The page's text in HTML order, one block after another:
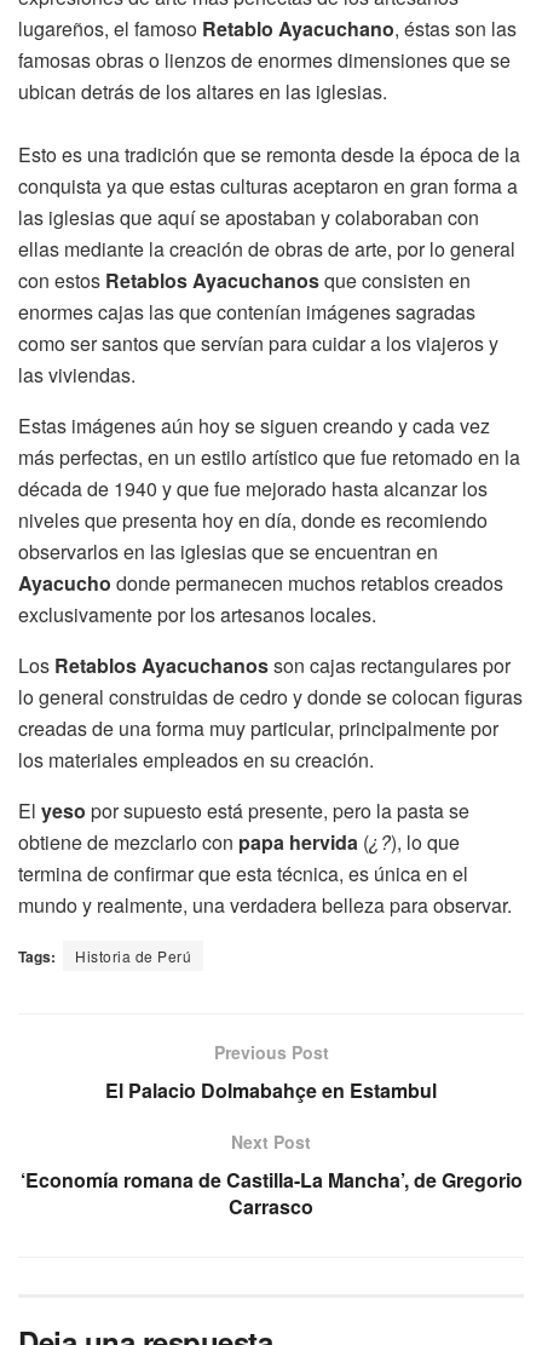
lugareños, el famoso Retablo Ayacuchano, éstas son las
famosas obras o lienzos de enormes dimensiones que se
ubican detrás de los altares en las iglesias.
Esto es una tradición que se remonta desde la época de la
conquista ya que estas culturas aceptaron en gran forma a
las iglesias que aquí se apostaban y colaboraban con
ellas mediante la creación de obras de arte, por lo general
con estos Retablos Ayacuchanosque consisten en
enormes cajas las que contenían imágenes sagradas
como ser santos que servían para cuidar a los viajeros y
las viviendas.
Estas imágenes aún hoy se siguen creando y cada vez
más perfectas, en un estilo artístico que fue retomado en la
década de 1940 y que fue mejorado hasta alcanzar los
niveles que presenta hoy en día, donde es recomiendo
observarlos en las iglesias que se encuentran en
Ayacucho donde permanecen muchos retablos creados
exclusivamente por los artesanos locales.
Los Retablos Ayacuchanosson cajas rectangulares por
lo general construidas de cedro y donde se colocan figuras
creadas de una forma muy particular, principalmente por
los materiales empleados en su creación.
El yeso por supuesto está presente, pero la pasta se
obtiene de mezclarlo con papa hervida (¿?), lo que
termina de confirmar que esta técnica, es única en el
mundo y realmente, una verdadera belleza para observar.
Tags: Historia de Perú
Previous Post
El Palacio Dolmabahçe en Estambul
Next Post
‘Economía romana de Castilla-La Mancha’, de Gregorio
Carrasco